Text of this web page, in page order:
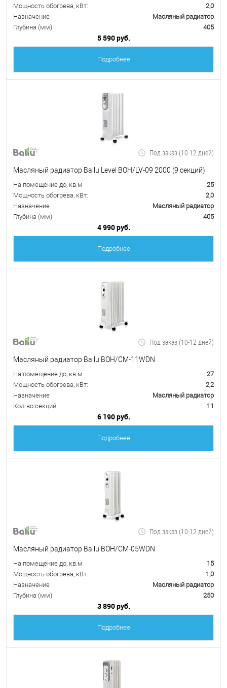
Мощность обогрева, кВт:
2,0
Назначение
Масляный радиатор
Глубина (мм)
405
5 590 руб.
Подробнее
Под заказ (10-12 дней)
Масляный радиатор Ballu Level BOH/LV-09 2000 (9 секций)
На помещение до, кв.м
25
Мощность обогрева, кВт:
2,0
Назначение
Масляный радиатор
Глубина (мм)
405
4 990 руб.
Подробнее
Под заказ (10-12 дней)
Масляный радиатор Ballu BOH/CM-11WDN
На помещение до, кв.м
27
Мощность обогрева, кВт:
2,2
Назначение
Масляный радиатор
Кол-во секций
11
6 190 руб.
Подробнее
Под заказ (10-12 дней)
Масляный радиатор Ballu BOH/CM-05WDN
На помещение до, кв.м
15
Мощность обогрева, кВт:
1,0
Назначение
Масляный радиатор
Глубина (мм)
250
3 890 руб.
Подробнее